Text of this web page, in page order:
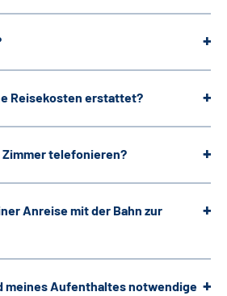
Reisekosten erstattet?
Zimmer telefonieren?
Anreise mit der Bahn zur
meines Aufenthaltes notwendige